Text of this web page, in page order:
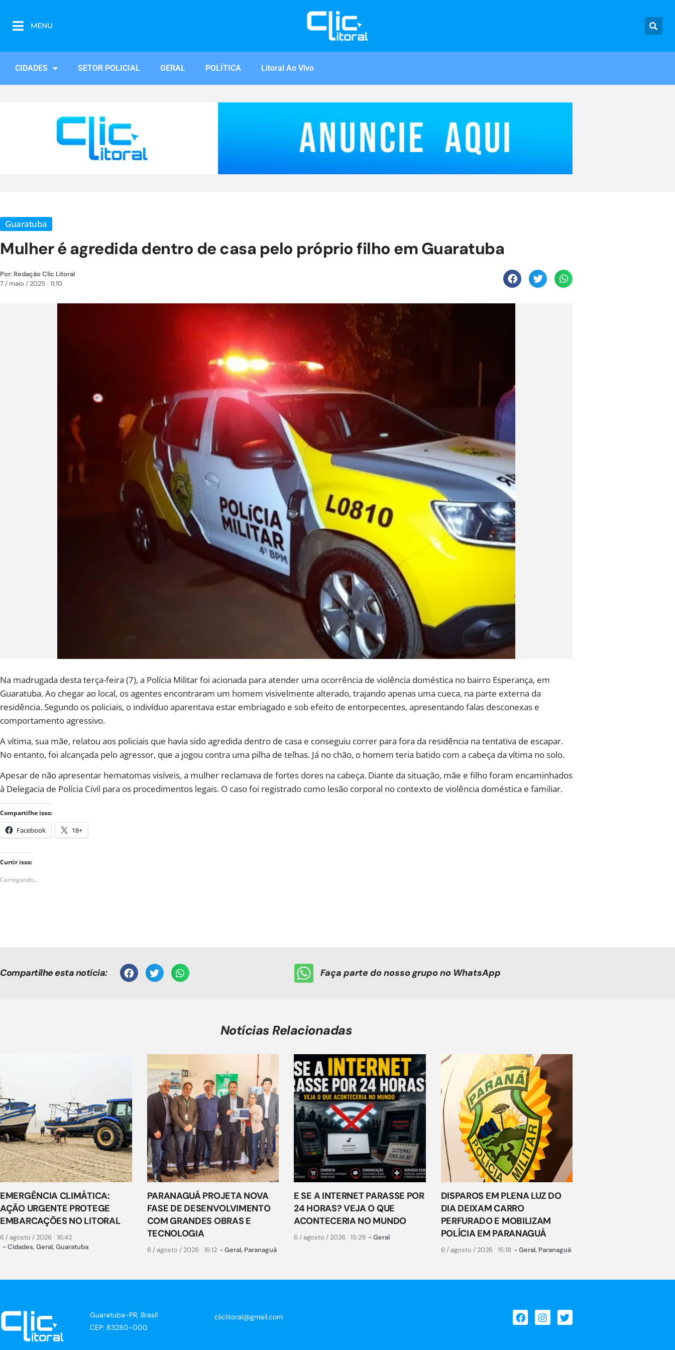
MENU
CIDADES SETOR POLICIAL GERAL POLÍTICA Litoral Ao Vivo
Guaratuba
Mulher é agredida dentro de casa pelo próprio filho em Guaratuba
Por: Redação Clic Litoral
7 / maio / 2025
11:10
Na madrugada desta terça-feira (7), a Polícia Militar foi acionada para atender uma ocorrência de violência doméstica no bairro Esperança, em
Guaratuba. Ao chegar ao local, os agentes encontraram um homem visivelmente alterado, trajando apenas uma cueca, na parte externa da
residência. Segundo os policiais, o indivíduo aparentava estar embriagado e sob efeito de entorpecentes, apresentando falas desconexas e
comportamento agressivo.
A vítima, sua mãe, relatou aos policiais que havia sido agredida dentro de casa e conseguiu correr para fora da residência na tentativa de escapar.
No entanto, foi alcançada pelo agressor, que a jogou contra uma pilha de telhas. Já no chão, o homem teria batido com a cabeça da vítima no solo.
Apesar de não apresentar hematomas visíveis, a mulher reclamava de fortes dores na cabeça. Diante da situação, mãe e filho foram encaminhados
à Delegacia de Polícia Civil para os procedimentos legais. O caso foi registrado como lesão corporal no contexto de violência doméstica e familiar.
Compartilhe isso:
Facebook 18+
Curtir isso:
Carregando...
Compartilhe esta notícia: Faça parte do nosso grupo no WhatsApp
Notícias Relacionadas
EMERGÊNCIA CLIMÁTICA:
AÇÃO URGENTE PROTEGE
EMBARCAÇÕES NO LITORAL
6 / agosto / 2026 16:42
-Cidades,Geral,Guaratuba
PARANAGUÁ PROJETA NOVA
FASE DE DESENVOLVIMENTO
COM GRANDES OBRAS E
TECNOLOGIA
6 / agosto / 2026 16:12 -Geral, Paranaguá
E SE A INTERNET PARASSE POR
24 HORAS? VEJA O QUE
ACONTECERIA NO MUNDO
6 / agosto / 2026 15:29 -Geral
DISPAROS EM PLENA LUZ DO
DIA DEIXAM CARRO
PERFURADO E MOBILIZAM
POLÍCIA EM PARANAGUÁ
6 / agosto / 2026 15:18 -Geral, Paranaguá
Guaratuba-PR, Brasil
CEP: 83280-000
cliclitoral@gmail.com